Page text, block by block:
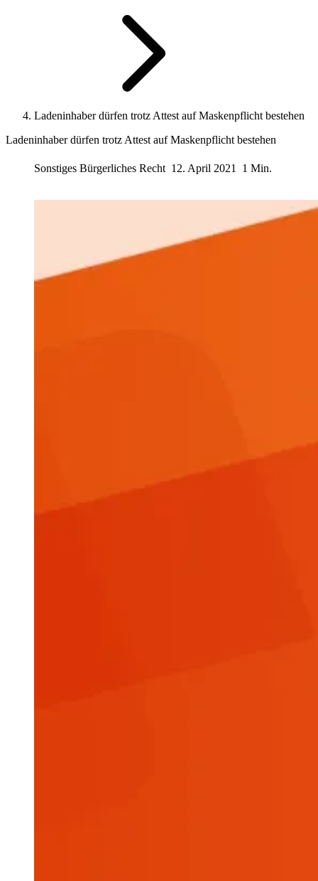
Ladeninhaber dürfen trotz Attest auf Maskenpflicht bestehen
Ladeninhaber dürfen trotz Attest auf Maskenpflicht bestehen
Sonstiges Bürgerliches Recht 12. April 2021 1 Min.